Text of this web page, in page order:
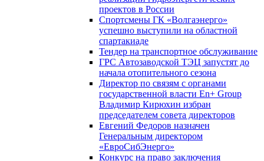
проектов в России
Спортсмены ГК «Волгаэнерго»
успешно выступили на областной
спартакиаде
Тендер на транспортное обслуживание
ГРС Автозаводской ТЭЦ запустят до
начала отопительного сезона
Директор по связям с органами
государственной власти En+ Group
Владимир Кирюхин избран
председателем совета директоров
Евгений Федоров назначен
Генеральным директором
«ЕвроСибЭнерго»
Конкурс на право заключения